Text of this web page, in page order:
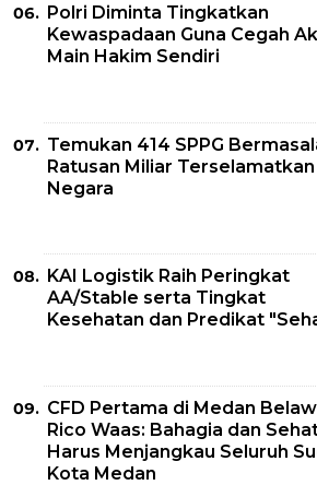
Polri Diminta Tingkatkan
Kewaspadaan Guna Cegah
Main Hakim Sendiri
Temukan 414 SPPG
Ratusan Miliar Terselamatkan
Negara
KAI Logistik Raih Peringkat
AA/Stable serta Tingkat
Kesehatan dan Predikat
CFD Pertama di Medan
Rico Waas: Bahagia dan
Harus Menjangkau Seluruh
Kota Medan